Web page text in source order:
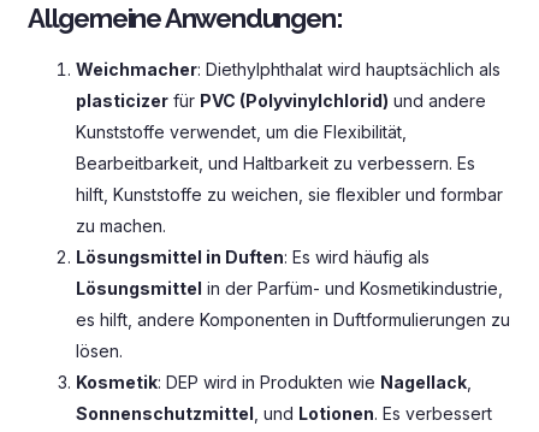
Allgemeine Anwendungen:
Weichmacher: Diethylphthalat wird hauptsächlich als
plasticizer für PVC (Polyvinylchlorid) und andere
Kunststoffe verwendet, um die Flexibilität,
Bearbeitbarkeit, und Haltbarkeit zu verbessern. Es
hilft, Kunststoffe zu weichen, sie flexibler und formbar
zu machen.
Lösungsmittel in Duften: Es wird häufig als
Lösungsmittel in der Parfüm- und Kosmetikindustrie,
es hilft, andere Komponenten in Duftformulierungen zu
lösen.
Kosmetik: DEP wird in Produkten wie Nagellack
Sonnenschutzmittel , und Lotionen. Es verbessert